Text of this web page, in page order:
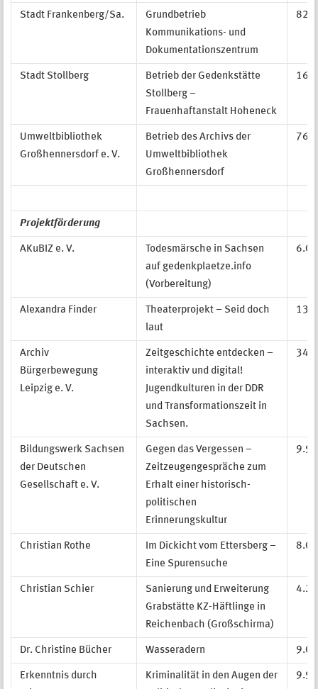
Stadt Frankenberg/Sa.
Grundbetrieb
Kommunikations- und
Dokumentationszentrum
Stadt Stollberg
Betrieb der Gedenkstätte
Stollberg –
Frauenhaftanstalt Hoheneck
Umweltbibliothek
Großhennersdorf e. V.
Betrieb des Archivs der
Umweltbibliothek
Großhennersdorf
Projektförderung
AKuBIZ e. V.
Todesmärsche in Sachsen
auf gedenkplaetze.info
(Vorbereitung)
Alexandra Finder
Theaterprojekt – Seid doch
laut
Archiv
Bürgerbewegung
Leipzig e. V.
Zeitgeschichte entdecken –
interaktiv und digital!
Jugendkulturen in der DDR
und Transformationszeit in
Sachsen.
Bildungswerk Sachsen
der Deutschen
Gesellschaft e. V.
Gegen das Vergessen –
Zeitzeugengespräche zum
Erhalt einer historisch-
politischen
Erinnerungskultur
Christian Rothe
Im Dickicht vom Ettersberg –
Eine Spurensuche
Christian Schier
Sanierung und Erweiterung
Grabstätte KZ-Häftlinge in
Reichenbach (Großschirma)
Dr. Christine Bücher Wasseradern
Erkenntnis durch
Kriminalität in den Augen der